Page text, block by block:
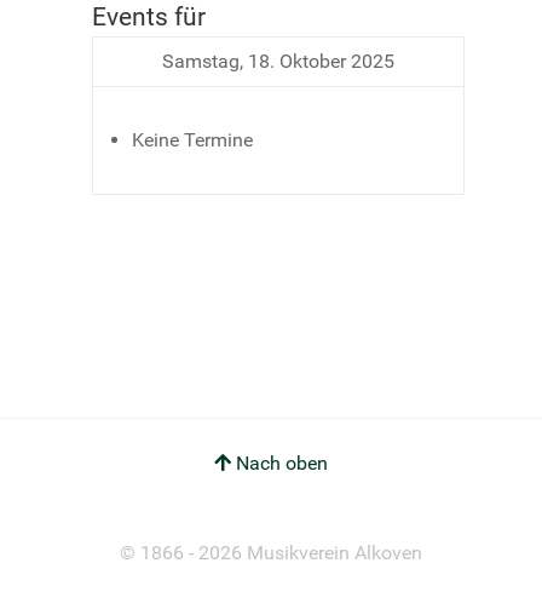
Events für
Samstag, 18. Oktober 2025
Keine Termine
Nach oben
© 1866 - 2026 Musikverein Alkoven